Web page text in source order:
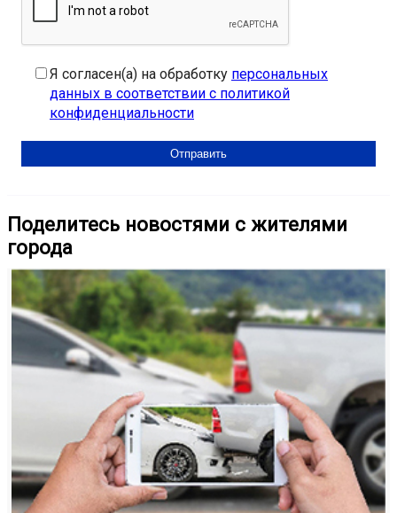
Я согласен(а) на обработку персональных
данных в соответствии с политикой
конфиденциальности
Поделитесь новостями с жителями
города